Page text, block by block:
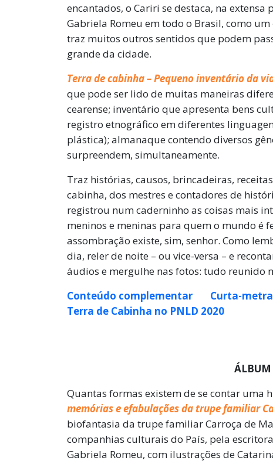
encantados, o Cariri se destaca, na
Gabriela Romeu em todo o Brasil, como
traz muitos outros sentidos que podem
grande da cidade.
Terra de cabinha – Pequeno inventário da
que pode ser lido de muitas maneiras
cearense; inventário que apresenta bens
registro etnográfico em diferentes
plástica); almanaque contendo diversos
surpreendem, simultaneamente.
Traz histórias, causos, brincadeiras,
cabinha, dos mestres e contadores de
registrou num caderninho as coisas mais
meninos e meninas para quem o mundo é
assombração existe, sim, senhor. Como
dia, reler de noite – ou vice-versa – e
áudios e mergulhe nas fotos: tudo reunido
Conteúdo complementar
Curta-
Terra de Cabinha no PNLD 2020
Quantas formas existem de se contar uma
memórias e efabulações da trupe familiar
biofantasia da trupe familiar Carroça de
companhias culturais do País, pela
Gabriela Romeu, com ilustrações de